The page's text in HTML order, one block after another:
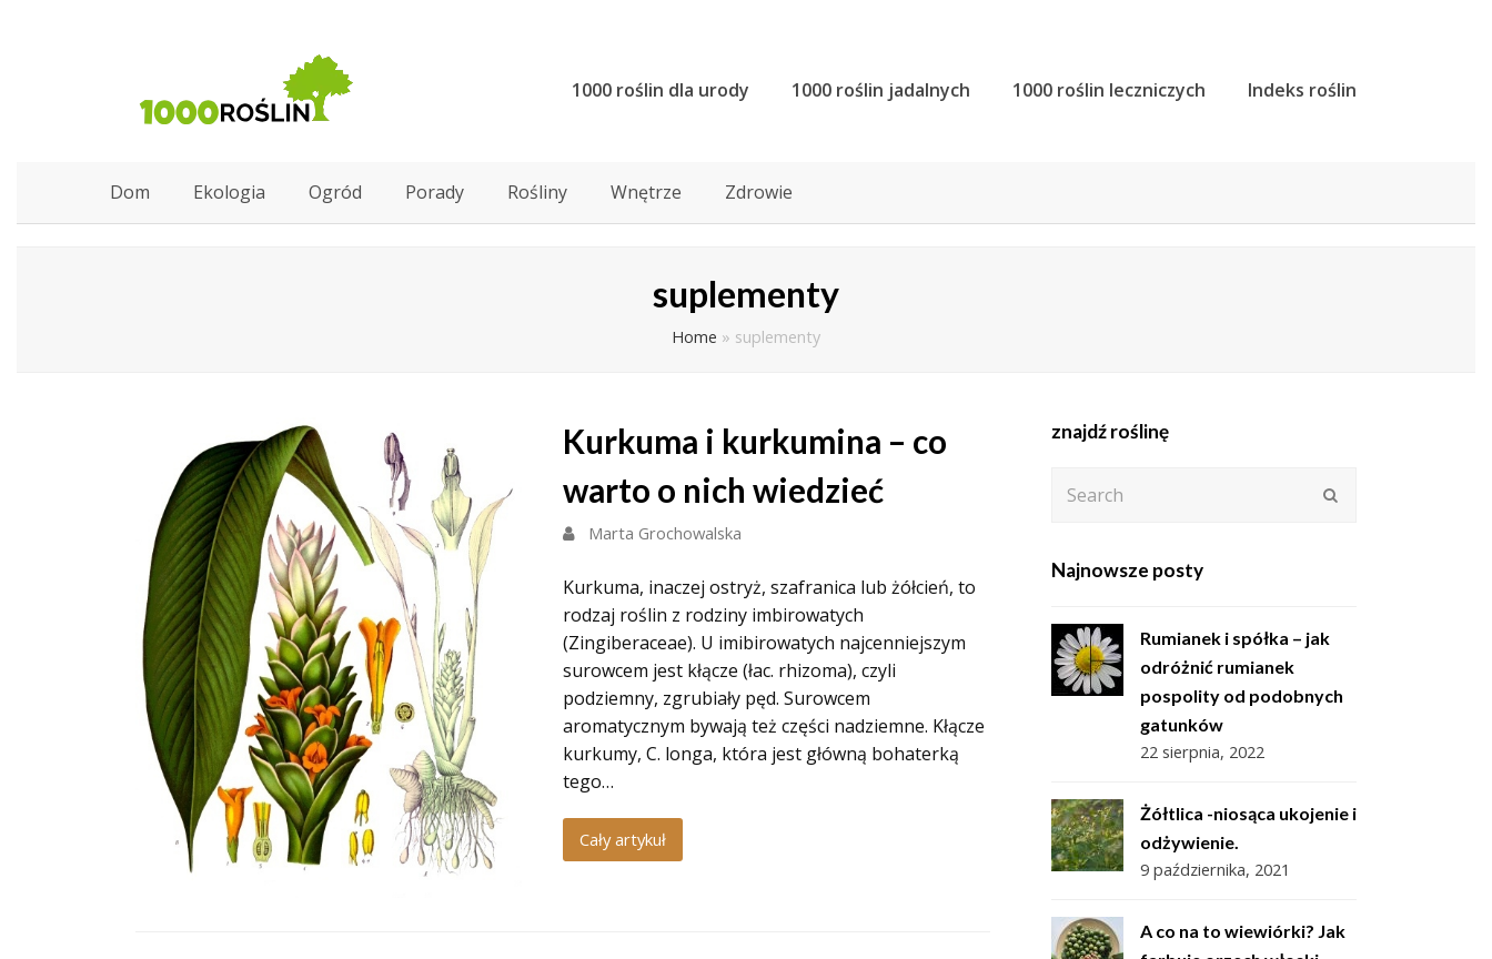
1000 roślin dla urody 1000 roślin jadalnych 1000 roślin leczniczych Indeks roślin
Dom Ekologia Ogród Porady Rośliny Wnętrze Zdrowie
suplementy
Home » suplementy
Kurkuma i kurkumina – co
warto o nich wiedzieć
Marta Grochowalska
Kurkuma, inaczej ostryż, szafranica lub żółcień, to
rodzaj roślin z rodziny imbirowatych
(Zingiberaceae). U imibirowatych najcenniejszym
surowcem jest kłącze (łac. rhizoma), czyli
podziemny, zgrubiały pęd. Surowcem
aromatycznym bywają też części nadziemne. Kłącze
kurkumy, C. longa, która jest główną bohaterką
tego…
Cały artykuł
znajdź roślinę
Najnowsze posty
Rumianek i spółka – jak
odróżnić rumianek
pospolity od podobnych
gatunków
22 sierpnia, 2022
Żółtlica -niosąca ukojenie i
odżywienie.
9 października, 2021
A co na to wiewiórki? Jak